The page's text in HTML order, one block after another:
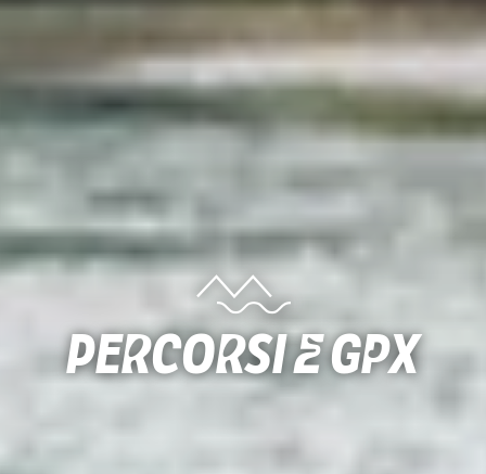
Percorsi e gpx